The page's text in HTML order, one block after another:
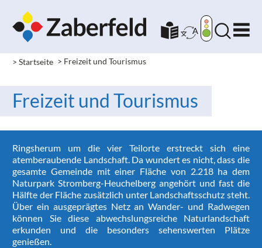
> Startseite > Freizeit und Tourismus
Freizeit und Tourismus
Ringsherum um die vier Teilorte erstreckt sich eine
atemberaubende Landschaft. Da wundert es nicht, dass die
gesamte Gemeinde mit einer Fläche von 2.218 ha dem
Naturpark Stromberg-Heuchelberg angehört und fast die
Hälfte der Fläche zusätzlich unter Landschaftsschutz steht.
Über ein ausgeprägtes Netz an Wander- und Radwegen
können Sie diese abwechslungsreiche Naturlandschaft
erkunden und die besonders sehenswerten Plätze
genießen.